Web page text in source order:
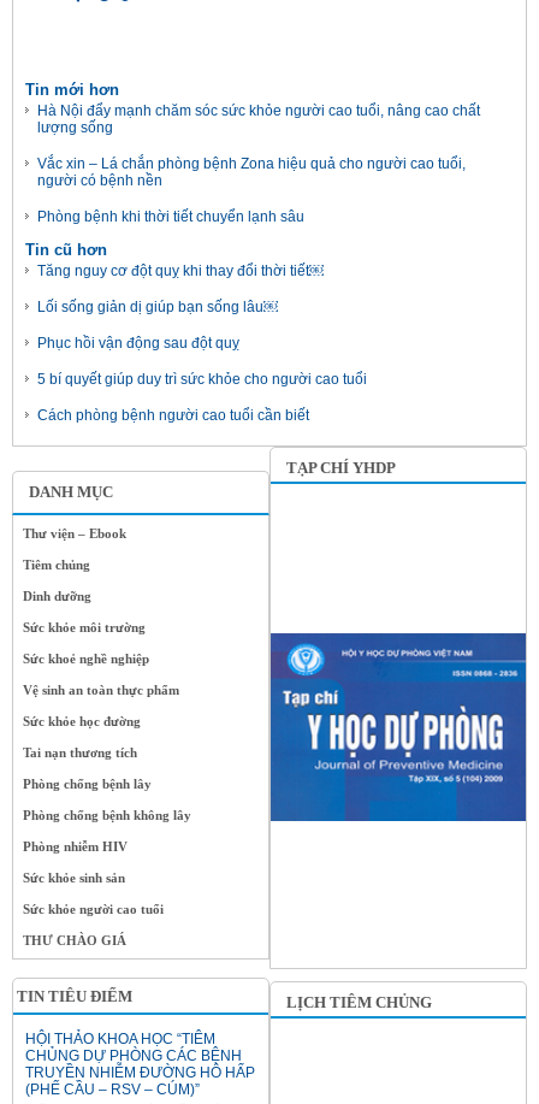
DANH MỤC
Thư viện – Ebook
Tiêm chủng
Dinh dưỡng
Sức khỏe môi trường
Sức khoẻ nghề nghiệp
Vệ sinh an toàn thực phẩm
Sức khỏe học đường
Tai nạn thương tích
Phòng chống bệnh lây
Phòng chống bệnh không lây
Phòng nhiễm HIV
Sức khỏe sinh sản
Sức khỏe người cao tuổi
THƯ CHÀO GIÁ
TIN TIÊU ĐIỂM
HỘI THẢO KHOA HỌC “TIÊM
CHỦNG DỰ PHÒNG CÁC BỆNH
TRUYỀN NHIỄM ĐƯỜNG HÔ HẤP
(PHẾ CẦU – RSV – CÚM)”
Tin mới hơn
Hà Nội đẩy mạnh chăm sóc sức khỏe người cao tuổi, nâng cao chất
lượng sống
Vắc xin – Lá chắn phòng bệnh Zona hiệu quả cho người cao tuổi,
người có bệnh nền
Phòng bệnh khi thời tiết chuyển lạnh sâu
Tin cũ hơn
Tăng nguy cơ đột quỵ khi thay đổi thời tiết￼
Lối sống giản dị giúp bạn sống lâu￼
Phục hồi vận động sau đột quỵ
5 bí quyết giúp duy trì sức khỏe cho người cao tuổi
Cách phòng bệnh người cao tuổi cần biết
TẠP CHÍ YHDP
LỊCH TIÊM CHỦNG